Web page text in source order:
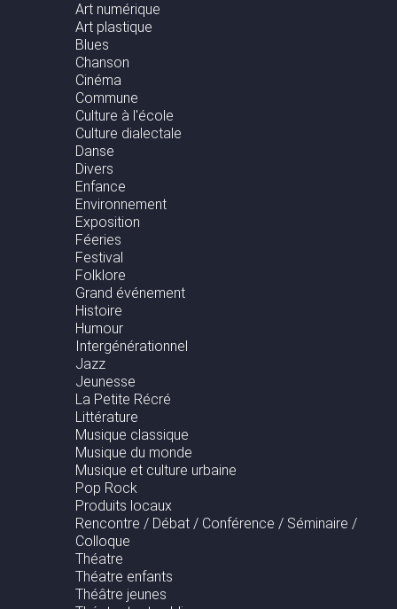
Art numérique
Art plastique
Blues
Chanson
Cinéma
Commune
Culture à l'école
Culture dialectale
Danse
Divers
Enfance
Environnement
Exposition
Féeries
Festival
Folklore
Grand événement
Histoire
Humour
Intergénérationnel
Jazz
Jeunesse
La Petite Récré
Littérature
Musique classique
Musique du monde
Musique et culture urbaine
Pop Rock
Produits locaux
Rencontre / Débat / Conférence / Séminaire /
Colloque
Théatre
Théatre enfants
Théâtre jeunes